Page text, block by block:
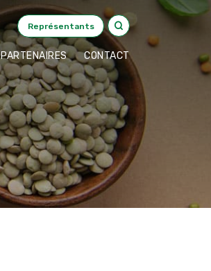
Représentants
PARTENAIRES CONTACT